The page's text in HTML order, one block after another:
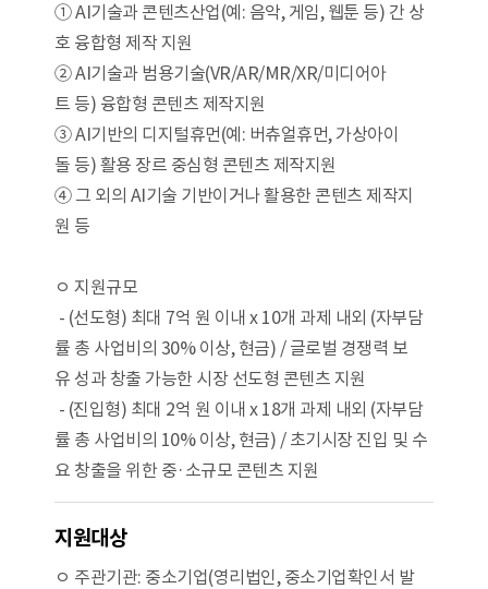
① AI기술과 콘텐츠산업(예: 음악, 게임, 웹툰 등) 간 상
호 융합형 제작 지원
② AI기술과 범용기술(VR/AR/MR/XR/미디어아
트 등) 융합형 콘텐츠 제작지원
③ AI기반의 디지털휴먼(예: 버츄얼휴먼, 가상아이
돌 등) 활용 장르 중심형 콘텐츠 제작지원
④ 그 외의 AI기술 기반이거나 활용한 콘텐츠 제작지
원 등
ㅇ 지원규모
- (선도형) 최대 7억 원 이내 x 10개 과제 내외 (자부담
률 총 사업비의 30% 이상, 현금) / 글로벌 경쟁력 보
유 성과 창출 가능한 시장 선도형 콘텐츠 지원
- (진입형) 최대 2억 원 이내 x 18개 과제 내외 (자부담
률 총 사업비의 10% 이상, 현금) / 초기시장 진입 및 수
요 창출을 위한 중·소규모 콘텐츠 지원
지원대상
ㅇ 주관기관: 중소기업(영리법인, 중소기업확인서 발